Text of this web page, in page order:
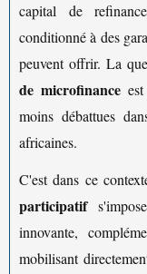
capital de
conditionné à des
peuvent offrir. La
de microfinance
moins débattues
africaines.
C'est dans ce
participatif
innovante,
mobilisant